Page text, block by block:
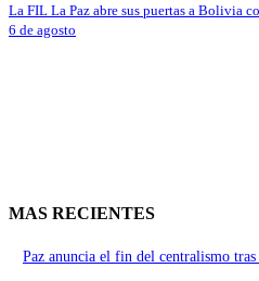
La FIL La Paz abre sus puertas a Bolivia
6 de agosto
MAS RECIENTES
Paz anuncia el fin del centralismo